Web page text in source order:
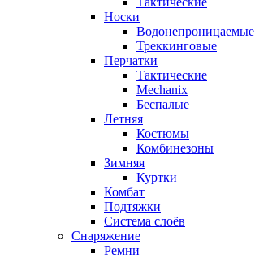
Носки
Водонепроницаемые
Треккинговые
Перчатки
Тактические
Mechanix
Беспалые
Летняя
Костюмы
Комбинезоны
Зимняя
Куртки
Комбат
Подтяжки
Система слоёв
Снаряжение
Ремни